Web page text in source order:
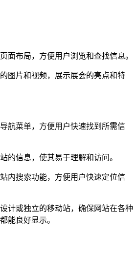
面布局，方便用户浏览和查找信息。
图片和视频，展示展会的亮点和特
航菜单，方便用户快速找到所需信
的信息，使其易于理解和访问。
内搜索功能，方便用户快速定位信
计或独立的移动站，确保网站在各种
能良好显示。